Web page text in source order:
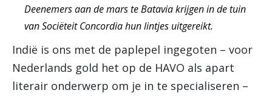
Deenemers aan de mars te Batavia krijgen in de tuin
van Sociëteit Concordia hun lintjes uitgereikt.
Indië is ons met de paplepel ingegoten – voor
Nederlands gold het op de HAVO als apart
literair onderwerp om je in te specialiseren –